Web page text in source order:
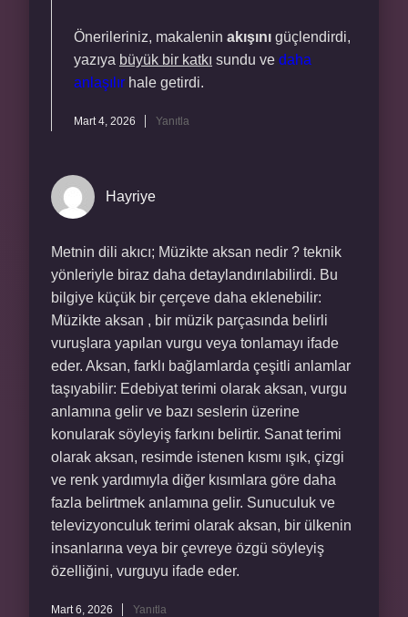
Önerileriniz, makalenin akışını güçlendirdi,
yazıya büyük bir katkı sundu ve daha
anlaşılır hale getirdi.
Mart 4, 2026 Yanıtla
Hayriye
Metnin dili akıcı; Müzikte aksan nedir ? teknik
yönleriyle biraz daha detaylandırılabilirdi. Bu
bilgiye küçük bir çerçeve daha eklenebilir:
Müzikte aksan , bir müzik parçasında belirli
vuruşlara yapılan vurgu veya tonlamayı ifade
eder. Aksan, farklı bağlamlarda çeşitli anlamlar
taşıyabilir: Edebiyat terimi olarak aksan, vurgu
anlamına gelir ve bazı seslerin üzerine
konularak söyleyiş farkını belirtir. Sanat terimi
olarak aksan, resimde istenen kısmı ışık, çizgi
ve renk yardımıyla diğer kısımlara göre daha
fazla belirtmek anlamına gelir. Sunuculuk ve
televizyonculuk terimi olarak aksan, bir ülkenin
insanlarına veya bir çevreye özgü söyleyiş
özelliğini, vurguyu ifade eder.
Mart 6, 2026 Yanıtla